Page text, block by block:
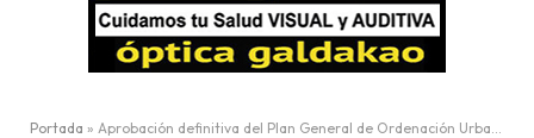
Portada » Aprobación definitiva del Plan General de Ordenación Urbana